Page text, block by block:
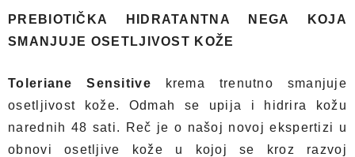
PREBIOTIČKA HIDRATANTNA NEGA KOJA
SMANJUJE OSETLJIVOST KOŽE
Toleriane Sensitive krema trenutno smanjuje
osetljivost kože. Odmah se upija i hidrira kožu
narednih 48 sati. Reč je o našoj novoj ekspertizi u
obnovi osetljive kože u kojoj se kroz razvoj